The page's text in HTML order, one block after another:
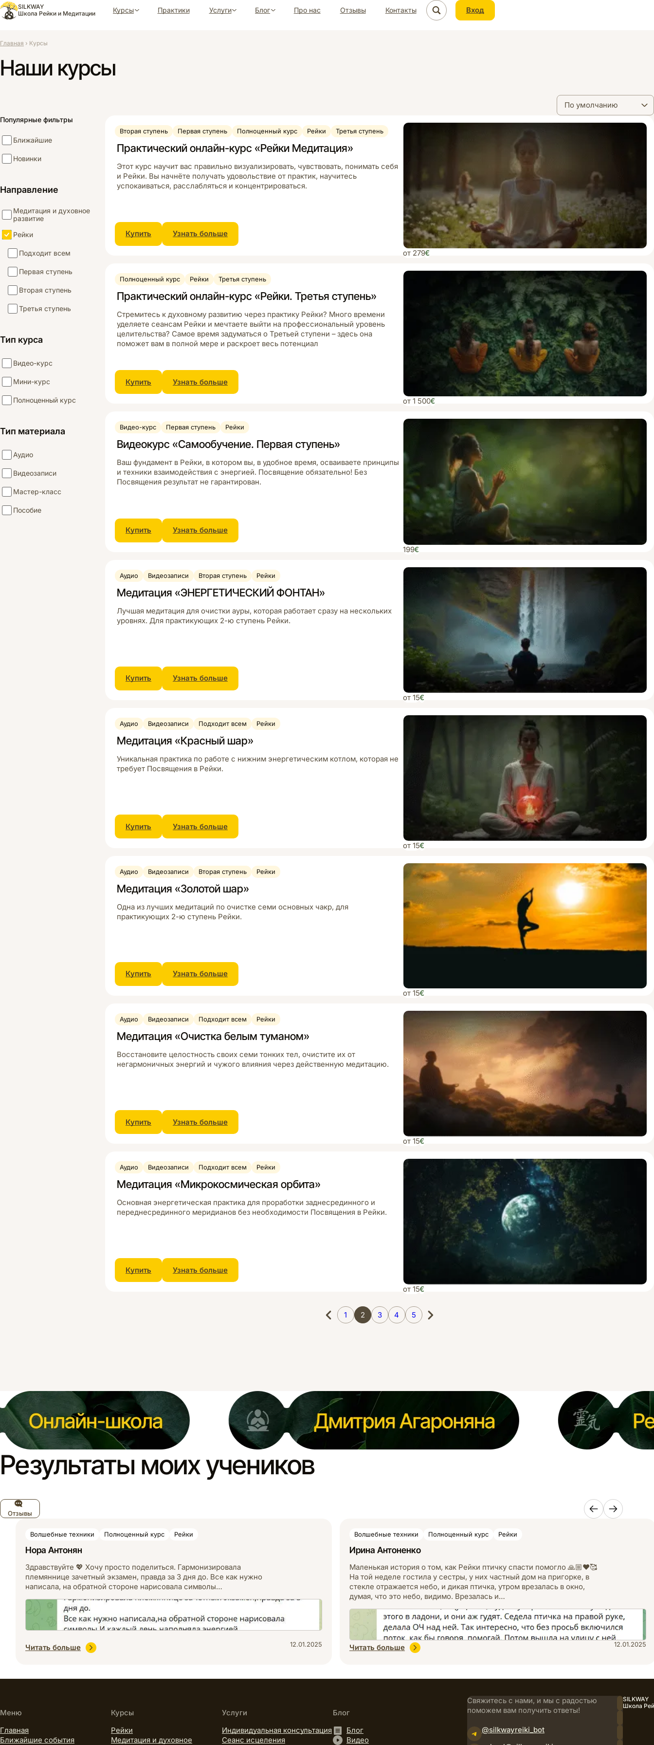
Перейти
к
SILKWAY
Школа Рейки и Медитации
Курсы Практики Услуги Блог Про нас Отзывы Контакты Вход
Главная › Курсы
Наши курсы
По умолчанию
Популярные фильтры
Ближайшие
Новинки
Направление
Медитация и духовное
развитие
Рейки
Подходит всем
Первая ступень
Вторая ступень
Третья ступень
Тип курса
Видео-курс
Мини-курс
Полноценный курс
Тип материала
Аудио
Видеозаписи
Мастер-класс
Пособие
Вторая ступень Первая ступень Полноценный курс Рейки Третья ступень
Практический онлайн-курс «Рейки Медитация»
Этот курс научит вас правильно визуализировать, чувствовать, понимать себя
и Рейки. Вы начнёте получать удовольствие от практик, научитесь
успокаиваться, расслабляться и концентрироваться.
Купить Узнать больше
от 279€
Полноценный курс Рейки Третья ступень
Практический онлайн-курс «Рейки. Третья ступень»
Стремитесь к духовному развитию через практику Рейки? Много времени
уделяете сеансам Рейки и мечтаете выйти на профессиональный уровень
целительства? Самое время задуматься о Третьей ступени – здесь она
поможет вам в полной мере и раскроет весь потенциал
Купить Узнать больше
от 1 500€
Видео-курс Первая ступень Рейки
Видеокурс «Самообучение. Первая ступень»
Ваш фундамент в Рейки, в котором вы, в удобное время, осваиваете принципы
и техники взаимодействия с энергией. Посвящение обязательно! Без
Посвящения результат не гарантирован.
Купить Узнать больше
199€
Аудио Видеозаписи Вторая ступень Рейки
Медитация «ЭНЕРГЕТИЧЕСКИЙ ФОНТАН»
Лучшая медитация для очистки ауры, которая работает сразу на нескольких
уровнях. Для практикующих 2-ю ступень Рейки.
Купить Узнать больше
от 15€
Аудио Видеозаписи Подходит всем Рейки
Медитация «Красный шар»
Уникальная практика по работе с нижним энергетическим котлом, которая не
требует Посвящения в Рейки.
Купить Узнать больше
от 15€
Аудио Видеозаписи Вторая ступень Рейки
Медитация «Золотой шар»
Одна из лучших медитаций по очистке семи основных чакр, для
практикующих 2-ю ступень Рейки.
Купить Узнать больше
от 15€
Аудио Видеозаписи Подходит всем Рейки
Медитация «Очистка белым туманом»
Восстановите целостность своих семи тонких тел, очистите их от
негармоничных энергий и чужого влияния через действенную медитацию.
Купить Узнать больше
от 15€
Аудио Видеозаписи Подходит всем Рейки
Медитация «Микрокосмическая орбита»
Основная энергетическая практика для проработки заднесрединного и
переднесрединного меридианов без необходимости Посвящения в Рейки.
Купить Узнать больше
от 15€
1 2 3 4 5
Результаты моих учеников
Отзывы
Волшебные техники Полноценный курс Рейки
Нора Антонян
Здравствуйте 💖 Хочу просто поделиться. Гармонизировала
племяннице зачетный экзамен, правда за 3 дня до. Все как нужно
написала, на обратной стороне нарисовала символы…
Читать больше 12.01.2025
Волшебные техники Полноценный курс Рейки
Ирина Антоненко
Маленькая история о том, как Рейки птичку спасти помогло 🙏🏼❤️🥰
На той неделе гостила у сестры, у них частный дом на пригорке, в
стекле отражается небо, и дикая птичка, утром врезалась в окно,
думая, что это небо, видимо. Врезалась и…
Читать больше 12.01.2025
SILKWAY
Школа
Меню
Главная
Ближайшие события
Курсы
Рейки
Медитация и духовное
Услуги
Индивидуальная консультация
Сеанс исцеления
Блог
Блог
Видео
Свяжитесь с нами, и мы с радостью
поможем вам получить ответы!
Telegram @silkwayreiki_bot
YouTube